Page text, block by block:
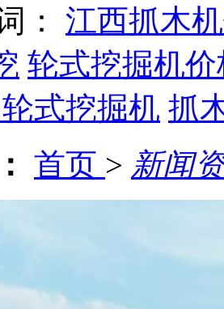
： 江西抓木
轮式挖掘机
式挖掘机 抓
首页 > 新闻